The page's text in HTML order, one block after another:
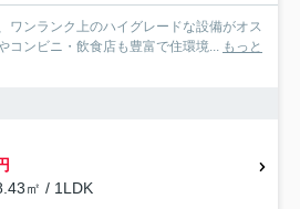
ワンランク上のハイグレードな設備がオス
コンビニ・飲食店も豊富で住環境... もっと
㎡ / 1LDK